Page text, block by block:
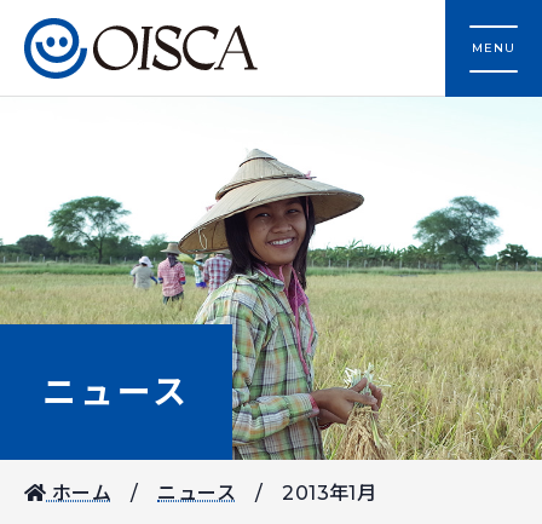
MENU
ニュース
ホーム ニュース 2013年1月